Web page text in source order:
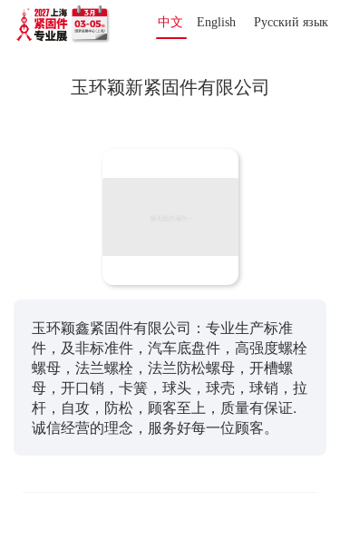
中文 English Русский язык
玉环颖新紧固件有限公司
玉环颖鑫紧固件有限公司：专业生产标准
件，及非标准件，汽车底盘件，高强度螺栓
螺母，法兰螺栓，法兰防松螺母，开槽螺
母，开口销，卡簧，球头，球壳，球销，拉
杆，自攻，防松，顾客至上，质量有保证.
诚信经营的理念，服务好每一位顾客。